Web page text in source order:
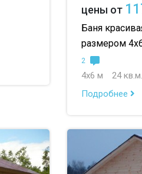
цены от
Баня
размером
2
4х6 м
24 кв.м.
Подробнее